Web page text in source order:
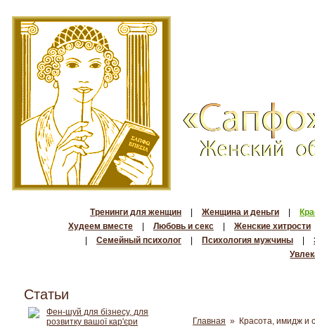
Тренинги для женщин Женщина и деньги
Худеем вместе
Любовь и секс
Женские хитрости
Семейный психолог Психология мужчины
Главная » Красота, имидж и
Статьи
Фен-шуй для бізнесу, для
розвитку вашої кар'єри